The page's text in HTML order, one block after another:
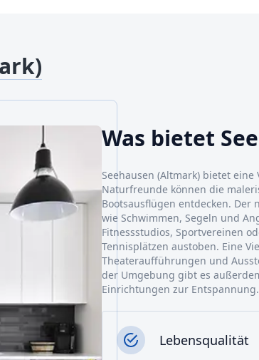
Was bietet
Seehausen (Altmark) bietet
Naturfreunde können die
Bootsausflügen entdecken. Der
wie Schwimmen, Segeln und
Fitnessstudios, Sportvereinen
Tennisplätzen austoben. Eine
Theateraufführungen und
der Umgebung gibt es
Einrichtungen zur Entspannung.
Lebensqualität